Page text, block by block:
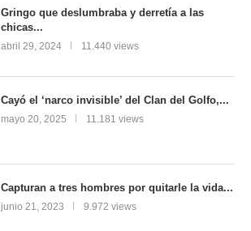
Gringo que deslumbraba y derretía a las
chicas...
abril 29, 2024 11.440 views
Cayó el ‘narco invisible’ del Clan del Golfo,...
mayo 20, 2025 11.181 views
Capturan a tres hombres por quitarle la vida...
junio 21, 2023 9.972 views